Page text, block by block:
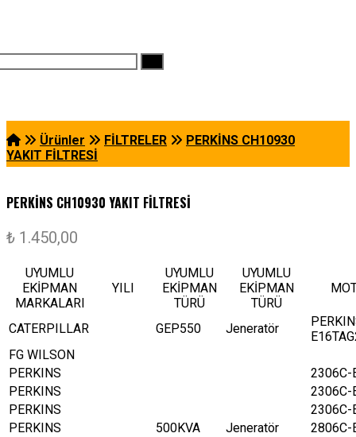
Ürünler FİLTRELER
PERKİNS CH10930
YAKIT FİLTRESİ
PERKİNS CH10930 YAKIT FİLTRESİ
₺ 1.450,00
UYUMLU
EKİPMAN
MARKALARI
YILI
UYUMLU
EKİPMAN
TÜRÜ
UYUMLU
EKİPMAN
TÜRÜ
CATERPILLAR GEP550 Jeneratör
FG WILSON
PERKINS
2306C-
PERKINS
2306C-
PERKINS
2306C-
PERKINS
500KVA Jeneratör
2806C-